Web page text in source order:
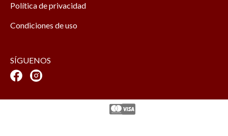
Política de privacidad
Condiciones de uso
SÍGUENOS